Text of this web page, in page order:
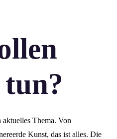
Thema. Von
Kunst, das ist alles. Die